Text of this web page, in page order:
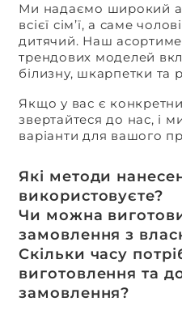
Ми надаємо широкий
всієї сім’ї, а саме
дитячий. Наш
трендових моделей
білизну, шкарпетки та
Якщо у вас є
звертайтеся до нас, і
варіанти для вашого
Які методи
використовуєте?
Термотранферний
Шовкотрафаретний
DTF – друк
Машинна вишивка
Чи можна
замовлення з
Так, ми
та мерчу під ключ, цей
тканин, розробку
завершується
Скільки часу
виготовлення та
замовлення?